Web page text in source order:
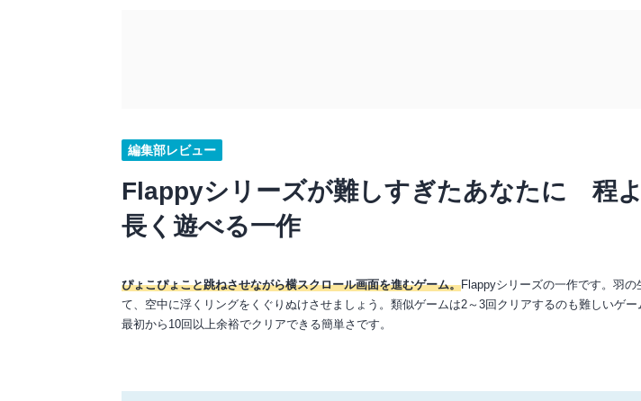
編集部レビュー
Flappyシリーズが難しすぎたあなたに 程
長く遊べる一作
ぴょこぴょこと跳ねさせながら横スクロール画面を進むゲーム。Flappyシリーズの一作です。羽
て、空中に浮くリングをくぐりぬけさせましょう。類似ゲームは2～3回クリアするのも難しいゲ
最初から10回以上余裕でクリアできる簡単さです。